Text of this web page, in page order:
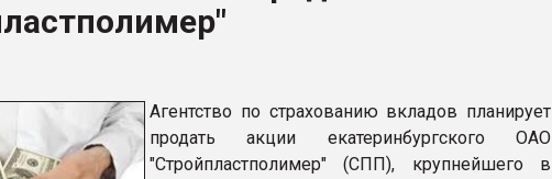
ПЭТ
Агентство по страхованию вкладов планирует
продать акции екатеринбургского ОАО
"Стройпластполимер" (СПП), крупнейшего в